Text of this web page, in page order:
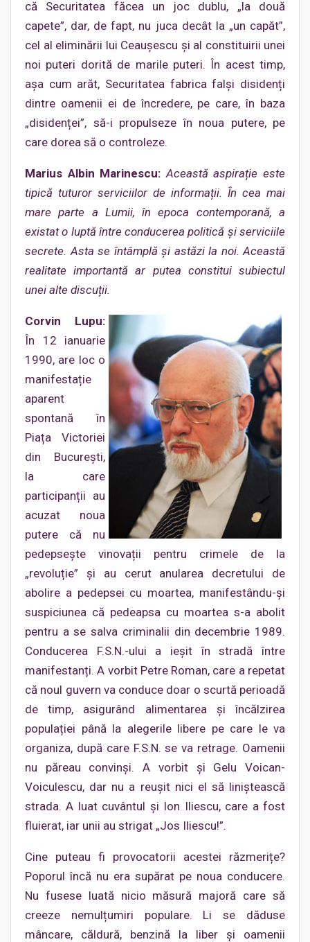
că Securitatea făcea un joc dublu, „la două
capete”, dar, de fapt, nu juca decât la „un capăt”,
cel al eliminării lui Ceaușescu și al constituirii unei
noi puteri dorită de marile puteri. În acest timp,
așa cum arăt, Securitatea fabrica falși disidenți
dintre oamenii ei de încredere, pe care, în baza
„disidenței”, să-i propulseze în noua putere, pe
care dorea să o controleze.
Marius Albin Marinescu:Această aspirație este
tipică tuturor serviciilor de informații. În cea mai
mare parte a Lumii, în epoca contemporană, a
existat o luptă între conducerea politică și serviciile
secrete. Asta se întâmplă și astăzi la noi. Această
realitate importantă ar putea constitui subiectul
unei alte discuții.
Corvin Lupu:
În 12 ianuarie
1990, are loc o
manifestație
aparent
spontană în
Piața Victoriei
din București,
la care
participanții au
acuzat noua
putere că nu
pedepsește vinovații pentru crimele de la
„revoluție” și au cerut anularea decretului de
abolire a pedepsei cu moartea, manifestându-și
suspiciunea că pedeapsa cu moartea s-a abolit
pentru a se salva criminalii din decembrie 1989.
Conducerea F.S.N.-ului a ieșit în stradă între
manifestanți. A vorbit Petre Roman, care a repetat
că noul guvern va conduce doar o scurtă perioadă
de timp, asigurând alimentarea și încălzirea
populației până la alegerile libere pe care le va
organiza, după care F.S.N. se va retrage. Oamenii
nu păreau convinși. A vorbit și Gelu Voican-
Voiculescu, dar nu a reușit nici el să liniștească
strada. A luat cuvântul și Ion Iliescu, care a fost
fluierat, iar unii au strigat „Jos Iliescu!”.
Cine puteau fi provocatorii acestei răzmerițe?
Poporul încă nu era supărat pe noua conducere.
Nu fusese luată nicio măsură majoră care să
creeze nemulțumiri populare. Li se dăduse
mâncare, căldură, benzină la liber și oamenii